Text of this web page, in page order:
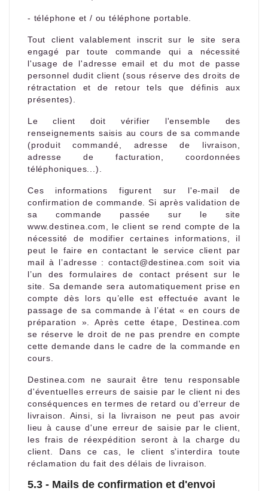
- téléphone et / ou téléphone portable.
Tout client valablement inscrit sur le site sera
engagé par toute commande qui a nécessité
l'usage de l'adresse email et du mot de passe
personnel dudit client (sous réserve des droits de
rétractation et de retour tels que définis aux
présentes).
Le client doit vérifier l'ensemble des
renseignements saisis au cours de sa commande
(produit commandé, adresse de livraison,
adresse de facturation, coordonnées
téléphoniques...).
Ces informations figurent sur l'e-mail de
confirmation de commande. Si après validation de
sa commande passée sur le site
www.destinea.com, le client se rend compte de la
nécessité de modifier certaines informations, il
peut le faire en contactant le service client par
mail à l’adresse : contact@destinea.com soit via
l’un des formulaires de contact présent sur le
site. Sa demande sera automatiquement prise en
compte dès lors qu’elle est effectuée avant le
passage de sa commande à l’état « en cours de
préparation ». Après cette étape, Destinea.com
se réserve le droit de ne pas prendre en compte
cette demande dans le cadre de la commande en
cours.
Destinea.com ne saurait être tenu responsable
d'éventuelles erreurs de saisie par le client ni des
conséquences en termes de retard ou d'erreur de
livraison. Ainsi, si la livraison ne peut pas avoir
lieu à cause d'une erreur de saisie par le client,
les frais de réexpédition seront à la charge du
client. Dans ce cas, le client s'interdira toute
réclamation du fait des délais de livraison.
5.3 - Mails de confirmation et d'envoi